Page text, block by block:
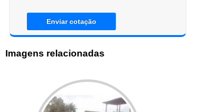
Enviar cotação
Imagens relacionadas